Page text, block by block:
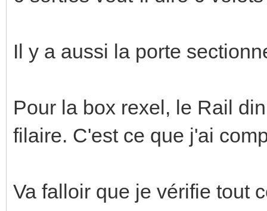
Il y a aussi la porte
Pour la box rexel, le Rail
filaire. C'est ce que j'ai
Va falloir que je vérifie tout